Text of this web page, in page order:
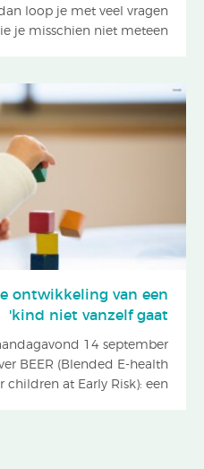
loop je met veel vragen
je misschien niet meteen ...
ontwikkeling van een
kind niet vanzelf gaat'
14 september
BEER (Blended E-health
children at Early Risk): een ...